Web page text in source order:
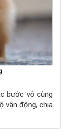
bước vô cùng
vận động, chia